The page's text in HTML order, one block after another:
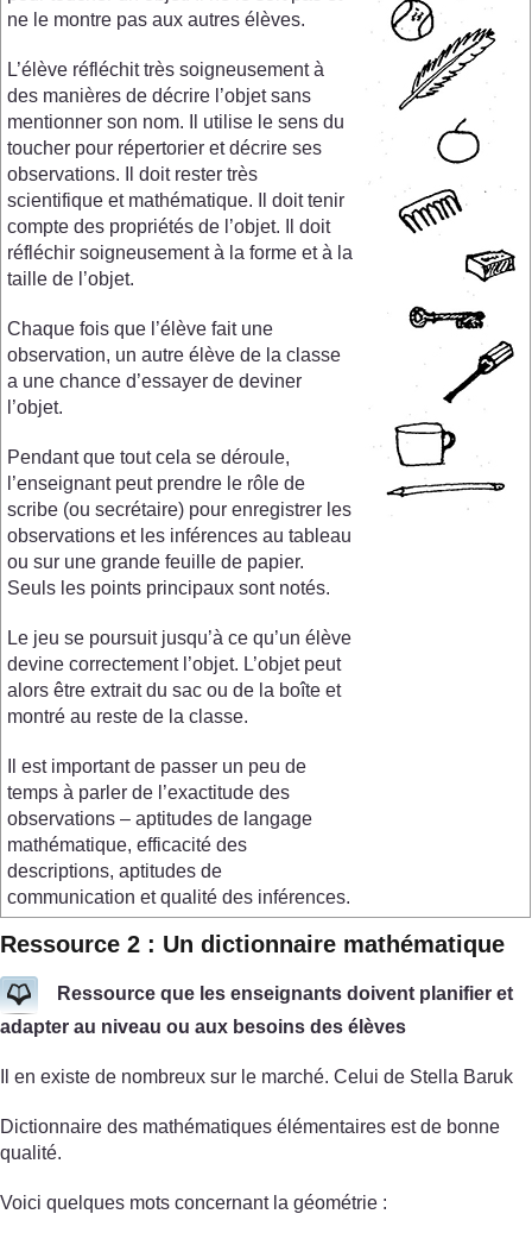
ne le montre pas aux autres élèves.
L’élève réfléchit très soigneusement à
des manières de décrire l’objet sans
mentionner son nom. Il utilise le sens du
toucher pour répertorier et décrire ses
observations. Il doit rester très
scientifique et mathématique. Il doit tenir
compte des propriétés de l’objet. Il doit
réfléchir soigneusement à la forme et à la
taille de l’objet.
Chaque fois que l’élève fait une
observation, un autre élève de la classe
a une chance d’essayer de deviner
l’objet.
Pendant que tout cela se déroule,
l’enseignant peut prendre le rôle de
scribe (ou secrétaire) pour enregistrer les
observations et les inférences au tableau
ou sur une grande feuille de papier.
Seuls les points principaux sont notés.
Le jeu se poursuit jusqu’à ce qu’un élève
devine correctement l’objet. L’objet peut
alors être extrait du sac ou de la boîte et
montré au reste de la classe.
Il est important de passer un peu de
temps à parler de l’exactitude des
observations – aptitudes de langage
mathématique, efficacité des
descriptions, aptitudes de
communication et qualité des inférences.
Ressource 2 : Un dictionnaire mathématique
Ressource que les enseignants doivent planifier et
adapter au niveau ou aux besoins des élèves
Il en existe de nombreux sur le marché. Celui de Stella Baruk
Dictionnaire des mathématiques élémentaires est de bonne
qualité.
Voici quelques mots concernant la géométrie :